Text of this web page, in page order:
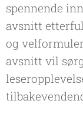
spennende
avsnitt
og
avsnitt vil